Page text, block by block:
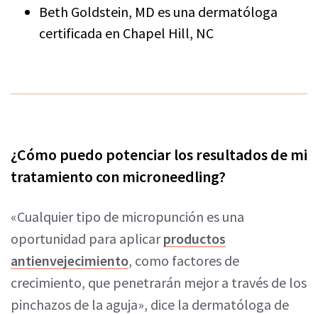
Beth Goldstein, MD es una dermatóloga
certificada en Chapel Hill, NC
¿Cómo puedo potenciar los resultados de mi
tratamiento con microneedling?
«Cualquier tipo de micropunción es una
oportunidad para aplicarproductos
antienvejecimiento, como factores de
crecimiento, que penetrarán mejor a través de los
pinchazos de la aguja», dice la dermatóloga de